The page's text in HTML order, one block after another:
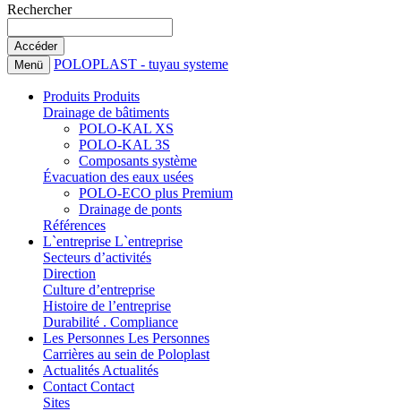
Rechercher
Menü POLOPLAST - tuyau systeme
Produits Produits
Drainage de bâtiments
POLO-KAL XS
POLO-KAL 3S
Composants système
Évacuation des eaux usées
POLO-ECO plus Premium
Drainage de ponts
Références
L`entreprise L`entreprise
Secteurs d’activités
Direction
Culture d’entreprise
Histoire de l’entreprise
Durabilité . Compliance
Les Personnes Les Personnes
Carrières au sein de Poloplast
Actualités Actualités
Contact Contact
Sites